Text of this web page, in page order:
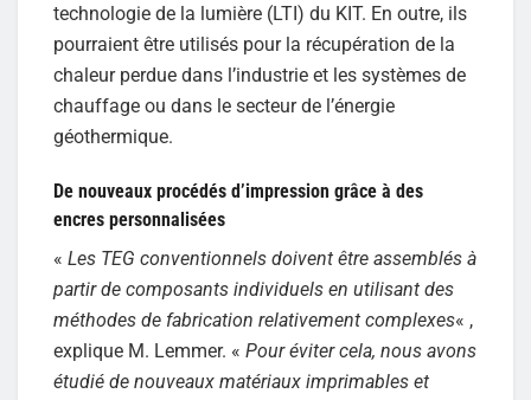
technologie de la lumière (LTI) du KIT. En outre, ils
pourraient être utilisés pour la récupération de la
chaleur perdue dans l’industrie et les systèmes de
chauffage ou dans le secteur de l’énergie
géothermique.
De nouveaux procédés d’impression grâce à des
encres personnalisées
« Les TEG conventionnels doivent être assemblés à
partir de composants individuels en utilisant des
méthodes de fabrication relativement complexes« ,
explique M. Lemmer. « Pour éviter cela, nous avons
étudié de nouveaux matériaux imprimables et